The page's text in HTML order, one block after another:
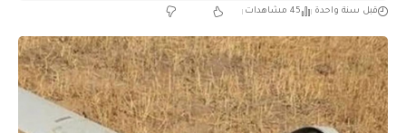
قبل سنة واحدة 45 مشاهدات